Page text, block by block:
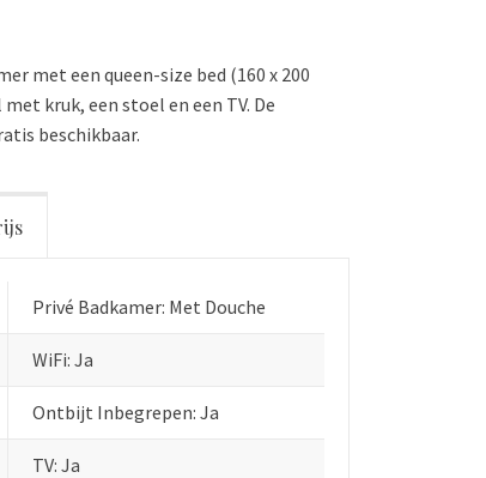
met een queen-size bed (160 x 200
kruk, een stoel en een TV. De
beschikbaar.
Privé Badkamer: Met Douche
WiFi: Ja
Ontbijt Inbegrepen: Ja
TV: Ja